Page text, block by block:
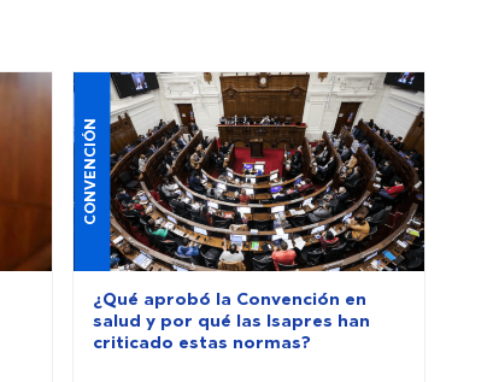
CONVENCIÓN
¿Qué aprobó la Convención en
salud y por qué las Isapres han
criticado estas normas?